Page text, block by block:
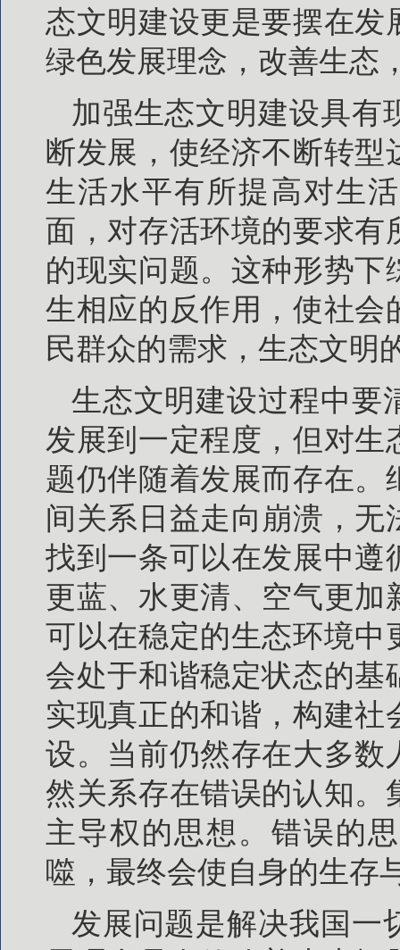
态文明建设更是要摆在
绿色发展理念，改善生态
加强生态文明建设具有
断发展，使经济不断转
生活水平有所提高对生
面，对存活环境的要求有
的现实问题。这种形势
生相应的反作用，使社会
民群众的需求，生态文明
生态文明建设过程中要
发展到一定程度，但对
题仍伴随着发展而存在
间关系日益走向崩溃，
找到一条可以在发展中遵
更蓝、水更清、空气更
可以在稳定的生态环境中
会处于和谐稳定状态的
实现真正的和谐，构建
设。当前仍然存在大多数
然关系存在错误的认知。
主导权的思想。错误的
噬，最终会使自身的生存
发展问题是解决我国一